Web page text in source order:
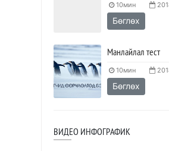
10мин
Бөглөх
Манлайлал тест
10мин
Бөглөх
ВИДЕО ИНФОГРАФИК